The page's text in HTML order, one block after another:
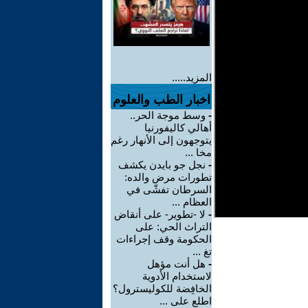
المزيد.....
اخبار الطب والعلوم
- وسط موجة الحر..
أهالي كاليفورنيا
يتوجهون إلى الأنهار رغم
مخا ...
- نجل جو بايدن يكشف
تطورات مرض والده:
السرطان تفشّى في
العظام ...
- لا -تطوير- على أنقاض
التراث الحي: على
الحكومة وقف إجراءات
تغ ...
- هل أنت مؤهل
لاستخدام الأدوية
الخافِضة للكوليسترول؟
اطلع على ...